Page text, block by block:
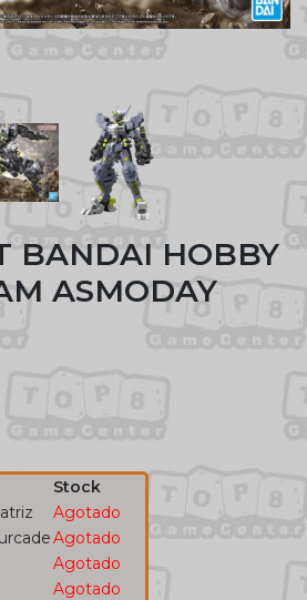
BANDAI HOBBY
ASMODAY
Stock
Agotado
Agotado
Agotado
Agotado